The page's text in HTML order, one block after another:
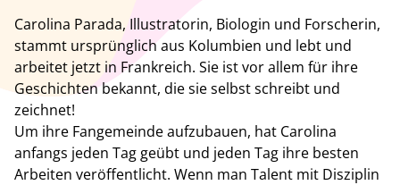
Carolina Parada, Illustratorin, Biologin und Forscherin,
stammt ursprünglich aus Kolumbien und lebt und
arbeitet jetzt in Frankreich. Sie ist vor allem für ihre
Geschichten bekannt, die sie selbst schreibt und
zeichnet!
Um ihre Fangemeinde aufzubauen, hat Carolina
anfangs jeden Tag geübt und jeden Tag ihre besten
Arbeiten veröffentlicht. Wenn man Talent mit Disziplin